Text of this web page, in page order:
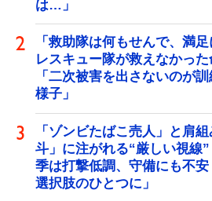
は…」
「救助隊は何もせんで、満
レスキュー隊が救えなかっ
「二次被害を出さないのが
様子」
「ゾンビたばこ売人」と肩
斗」に注がれる“厳しい視
季は打撃低調、守備にも不
選択肢のひとつに」